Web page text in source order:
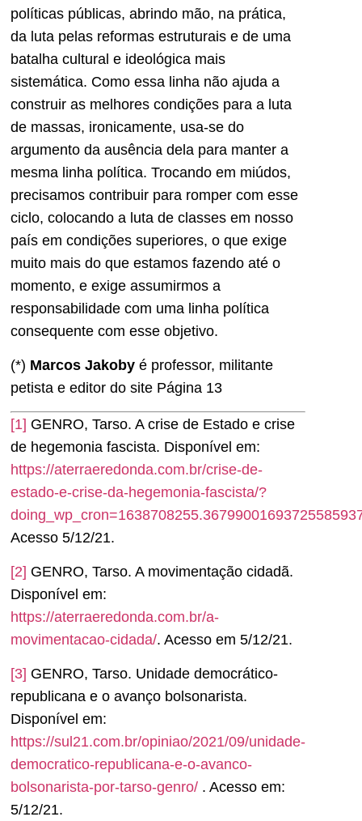
políticas públicas, abrindo mão, na prática,
da luta pelas reformas estruturais e de uma
batalha cultural e ideológica mais
sistemática. Como essa linha não ajuda a
construir as melhores condições para a luta
de massas, ironicamente, usa-se do
argumento da ausência dela para manter a
mesma linha política. Trocando em miúdos,
precisamos contribuir para romper com esse
ciclo, colocando a luta de classes em nosso
país em condições superiores, o que exige
muito mais do que estamos fazendo até o
momento, e exige assumirmos a
responsabilidade com uma linha política
consequente com esse objetivo.
(*) Marcos Jakoby é professor, militante
petista e editor do site Página 13
[1] GENRO, Tarso. A crise de Estado e crise
de hegemonia fascista. Disponível em:
https://aterraeredonda.com.br/crise-de-
estado-e-crise-da-hegemonia-fascista/?
Acesso 5/12/21.
[2] GENRO, Tarso. A movimentação cidadã.
Disponível em:
https://aterraeredonda.com.br/a-
movimentacao-cidada/. Acesso em 5/12/21.
[3] GENRO, Tarso. Unidade democrático-
republicana e o avanço bolsonarista.
Disponível em:
https://sul21.com.br/opiniao/2021/09/unidade-
democratico-republicana-e-o-avanco-
bolsonarista-por-tarso-genro/ . Acesso em:
5/12/21.